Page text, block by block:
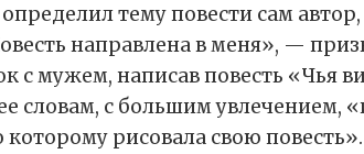
тему повести сам
направлена в меня», —
с мужем, написав повесть «Чья
словам, с большим увлечением,
рисовала свою повесть».